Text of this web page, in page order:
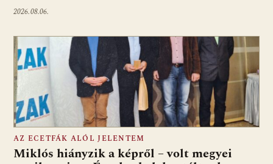
2026.08.06.
AZ ECETFÁK ALÓL JELENTEM
Miklós hiányzik a képről – volt megyei